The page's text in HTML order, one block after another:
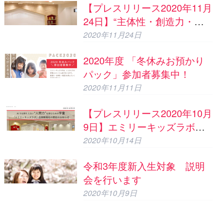
【プレスリリース2020年11月
24日】“主体性・創造力・共
感力”を育むための学童「エ
校での体験会/説明会のお知ら
せ
2020年11月24日
2020年度 「冬休みお預かり
パック」参加者募集中！
2020年11月11日
【プレスリリース2020年10月
9日】エミリーキッズラボ目
黒駒場校の開校のご案内
2020年10月14日
令和3年度新入生対象 説明
会を行います
2020年10月9日